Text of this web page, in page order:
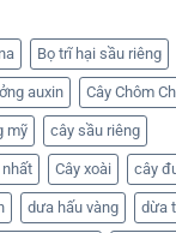
Bọ trĩ hại sầu riêng
auxin Cây Chôm
mỹ cây sầu riêng
Cây xoài cây
dưa hấu vàng dừa